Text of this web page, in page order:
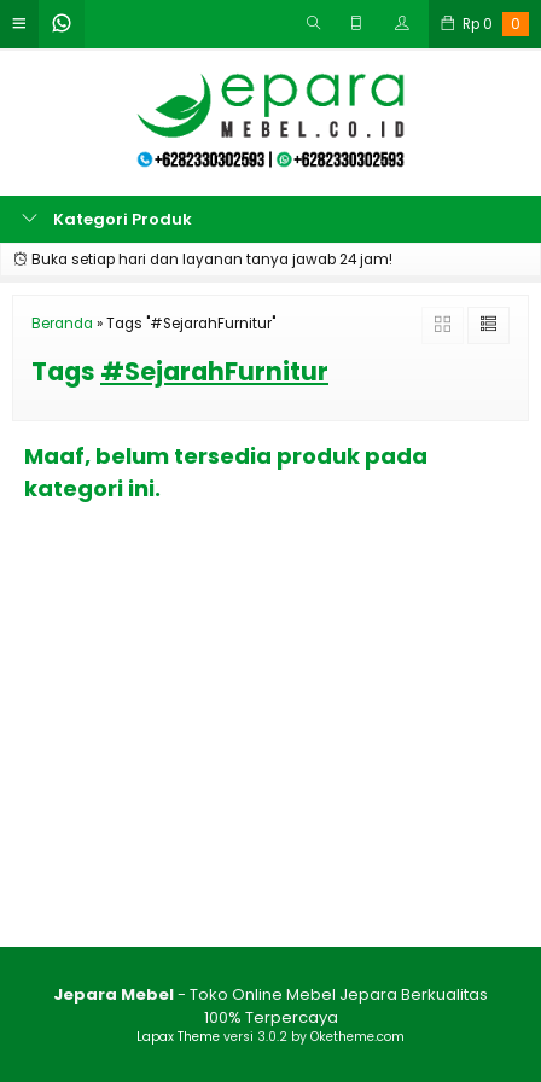
Rp0 0
Kategori Produk
Buka setiap hari dan layanan tanya jawab 24 jam!
Beranda »Tags "#SejarahFurnitur"
Tags #SejarahFurnitur
Maaf, belum tersedia produk pada
kategori ini.
Jepara Mebel- Toko Online Mebel Jepara Berkualitas
100% Terpercaya
Lapax Theme versi 3.0.2 by Oketheme.com